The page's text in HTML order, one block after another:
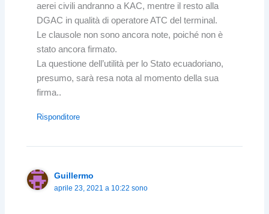
aerei civili andranno a KAC, mentre il resto alla
DGAC in qualità di operatore ATC del terminal.
Le clausole non sono ancora note, poiché non è
stato ancora firmato.
La questione dell’utilità per lo Stato ecuadoriano,
presumo, sarà resa nota al momento della sua
firma..
Risponditore
Guillermo
aprile 23, 2021 a 10:22 sono